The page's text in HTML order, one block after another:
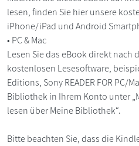
lesen, finden Sie hier unsere
iPhone/iPad und Android
• PC & Mac
Lesen Sie das eBook direkt
kostenlosen Lesesoftware,
Editions, Sony READER FOR PC/
Bibliothek in Ihrem Konto unter
lesen über Meine Bibliothek“.
Bitte beachten Sie, dass die